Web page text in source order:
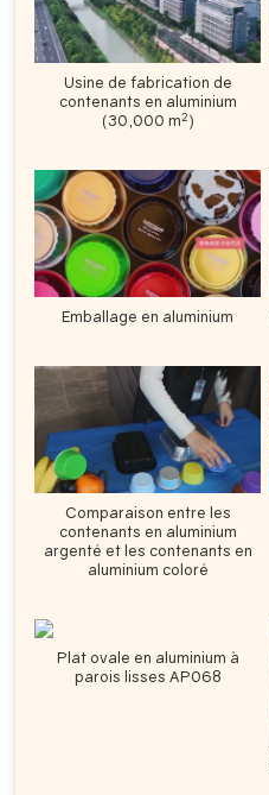
Usine de fabrication de
contenants en aluminium
(30,000 m2)
Emballage en aluminium
Comparaison entre les
contenants en aluminium
argenté et les contenants en
aluminium coloré
Plat ovale en aluminium à
parois lisses AP068